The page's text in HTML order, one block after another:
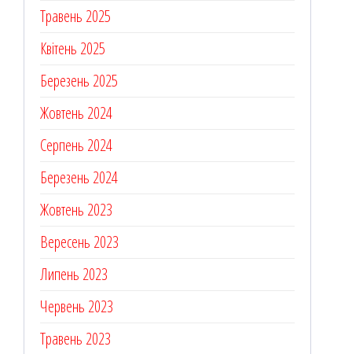
Травень 2025
Квітень 2025
Березень 2025
Жовтень 2024
Серпень 2024
Березень 2024
Жовтень 2023
Вересень 2023
Липень 2023
Червень 2023
Травень 2023